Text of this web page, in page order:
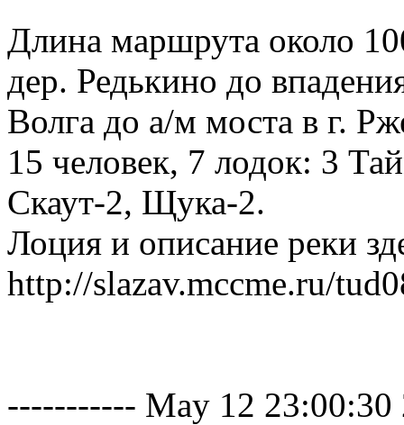
Длина маршрута около
дер. Редькино до
Волга до а/м моста в г.
15 человек, 7 лодок: 3
Скаут-2, Щука-2.
Лоция и описание реки
http://slazav.mccme.ru/
----------- May 12